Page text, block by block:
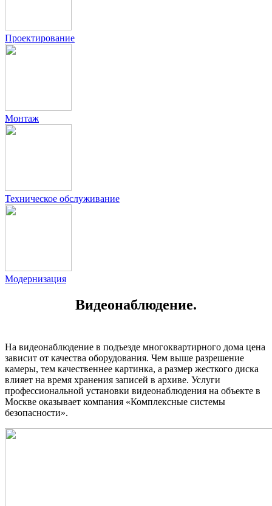
Проектирование
Монтаж
Техническое обслуживание
Модернизация
Видеонаблюдение.
На видеонаблюдение в подъезде многоквартирного дома цена
зависит от качества оборудования. Чем выше разрешение
камеры, тем качественнее картинка, а размер жесткого диска
влияет на время хранения записей в архиве. Услуги
профессиональной установки видеонаблюдения на объекте в
Москве оказывает компания «Комплексные системы
безопасности».